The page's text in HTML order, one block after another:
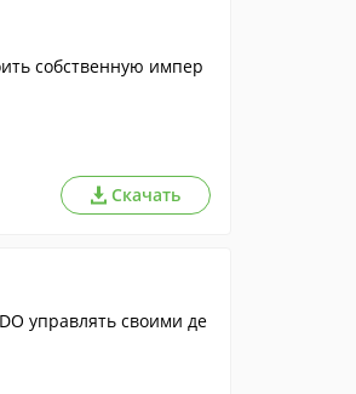
собственную импер
Скачать
управлять своими де